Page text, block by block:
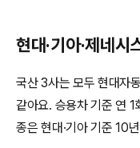
현대·기아·제네
국산 3사는 모두 현대자
같아요. 승용차 기준 연
종은 현대·기아 기준 10